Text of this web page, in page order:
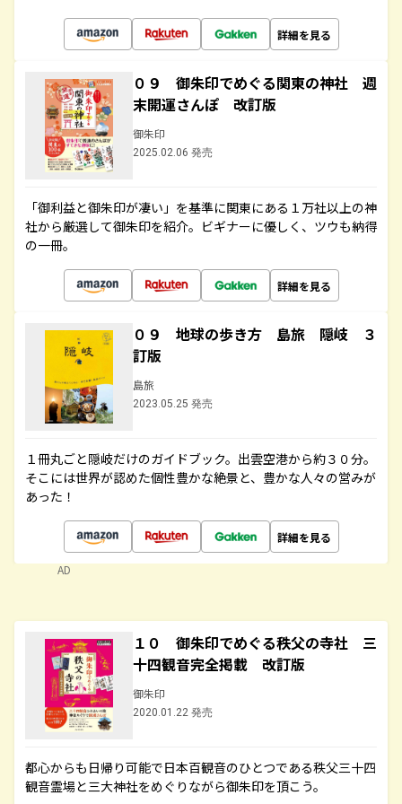
詳細を見る
０９ 御朱印でめぐる関東の神社 週
末開運さんぽ 改訂版
御朱印
2025.02.06 発売
「御利益と御朱印が凄い」を基準に関東にある１万社以上の神
社から厳選して御朱印を紹介。ビギナーに優しく、ツウも納得
の一冊。
詳細を見る
０９ 地球の歩き方 島旅 隠岐 ３
訂版
島旅
2023.05.25 発売
１冊丸ごと隠岐だけのガイドブック。出雲空港から約３０分。
そこには世界が認めた個性豊かな絶景と、豊かな人々の営みが
あった！
詳細を見る
AD
１０ 御朱印でめぐる秩父の寺社 三
十四観音完全掲載 改訂版
御朱印
2020.01.22 発売
都心からも日帰り可能で日本百観音のひとつである秩父三十四
観音霊場と三大神社をめぐりながら御朱印を頂こう。